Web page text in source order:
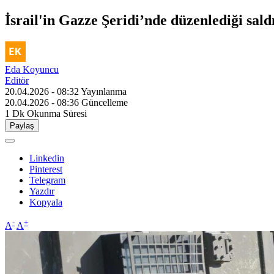
İsrail'in Gazze Şeridi’nde düzenlediği
Eda Koyuncu
Editör
20.04.2026 - 08:32 Yayınlanma
20.04.2026 - 08:36 Güncelleme
1 Dk Okunma Süresi
Paylaş
Linkedin
Pinterest
Telegram
Yazdır
Kopyala
A- A+